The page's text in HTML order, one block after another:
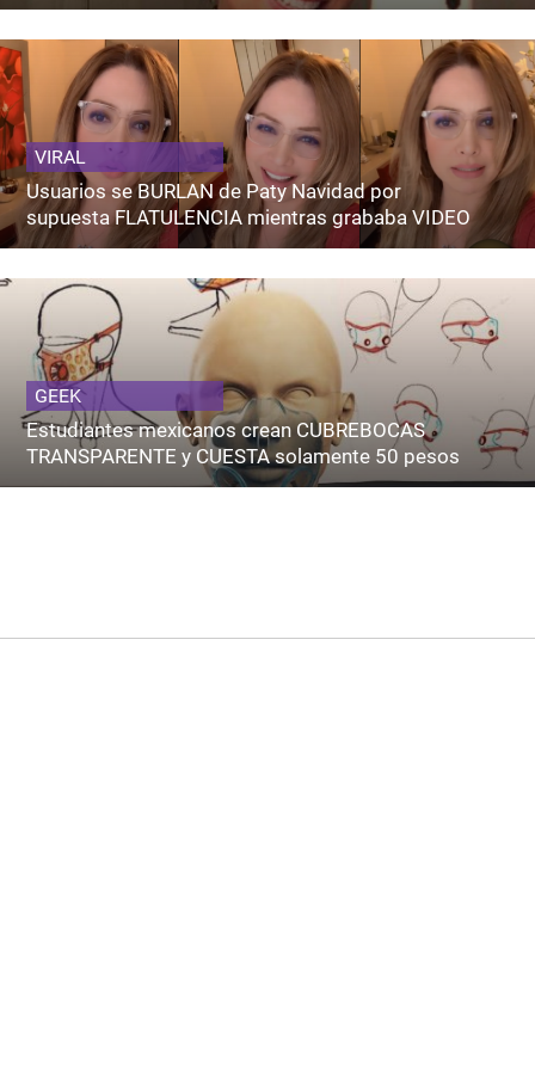
VIRAL
Usuarios se BURLAN de Paty Navidad por
supuesta FLATULENCIA mientras grababa VIDEO
GEEK
Estudiantes mexicanos crean CUBREBOCAS
TRANSPARENTE y CUESTA solamente 50 pesos